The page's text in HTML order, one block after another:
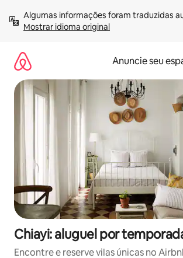
para
Mostrar idioma original
Anuncie seu
Chiayi: aluguel por
Encontre e reserve vilas únicas no